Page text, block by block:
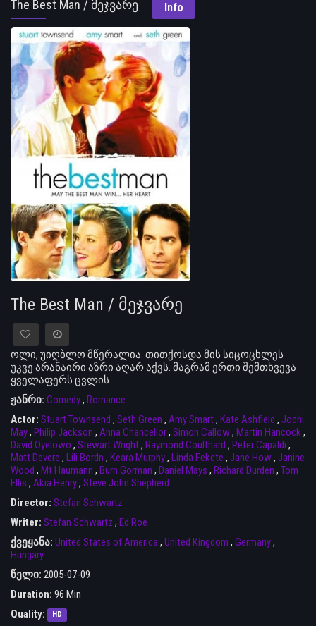
The Best Man / მეჯვარე Info
The Best Man / მეჯვარე
ოლი, უიღბლო მწერალია. თითქოსდა მის სიცოცხლეს
უკვე არანაირი აზრი აღარ აქვს. მაგრამ ერთი შემთხვევა
ყველაფერს ცვლის...
ჟანრი: Comedy, Romance
Actor: Stuart Townsend , Seth Green , Amy Smart, Kate Ashfield , Jodhi
May, Philip Jackson , Anna Chancellor, Simon Callow , Martin Hancock ,
David Oyelowo , Stewart Wright, Raymond Coulthard , Peter Capaldi ,
Matt Devere , Lili Bordn , Keara Murphy, Linda Fekete , Jane How , Janine
Wood , Mt Haumann , Burn Gorman , Daniel Mays , Richard Durden , Tom
Ellis , Akia Henry, Steve John Shepherd
Director: Stefan Schwartz
Writer: Stefan Schwartz , Ed Roe
ქვეყანა: United States of America, United Kingdom , Germany,
Hungary
წელი: 2005-07-09
Duration: 96 Min
Quality:
HD